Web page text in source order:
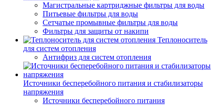
Магистральные картриджные фильтры для воды
Питьевые фильтры для воды
Сетчатые промывные фильтры для воды
Фильтры для защиты от накипи
Теплоноситель
для систем отопления
Антифриз для систем отопления
Источники бесперебойного питания и стабилизаторы
напряжения
Источники бесперебойного питания